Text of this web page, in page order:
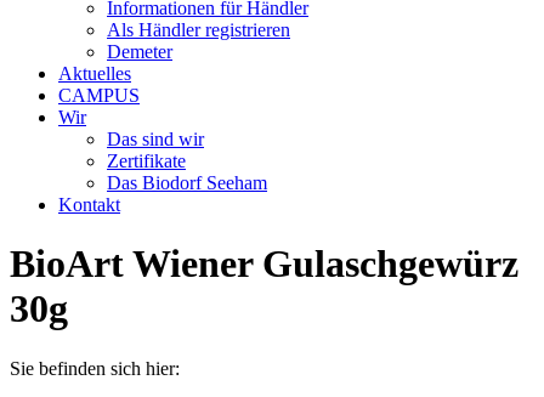
Informationen für Händler
Als Händler registrieren
Demeter
Aktuelles
CAMPUS
Wir
Das sind wir
Zertifikate
Das Biodorf Seeham
Kontakt
BioArt Wiener Gulaschgewürz
30g
Sie befinden sich hier: